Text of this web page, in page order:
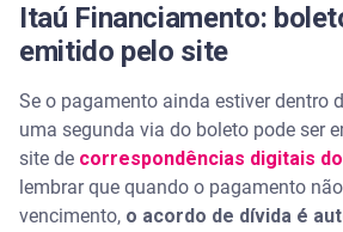
Itaú Financiamento:
emitido pelo site
Se o pagamento ainda estiver dentro
uma segunda via do boleto pode ser
site de correspondências digitais
lembrar que quando o pagamento
vencimento, o acordo de dívida é